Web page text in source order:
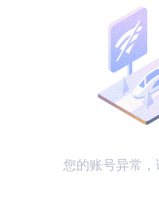
您的账号异常